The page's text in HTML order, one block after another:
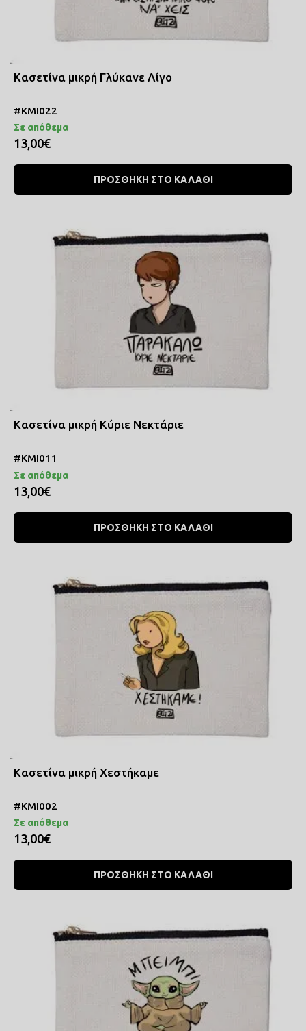
Κασετίνα μικρή Γλύκανε Λίγο
#ΚΜΙ022
Σε απόθεμα
13,00€
ΠΡΟΣΘΗΚΗ ΣΤΟ ΚΑΛΑΘΙ
Κασετίνα μικρή Κύριε Νεκτάριε
#ΚΜΙ011
Σε απόθεμα
13,00€
ΠΡΟΣΘΗΚΗ ΣΤΟ ΚΑΛΑΘΙ
Κασετίνα μικρή Χεστήκαμε
#ΚΜΙ002
Σε απόθεμα
13,00€
ΠΡΟΣΘΗΚΗ ΣΤΟ ΚΑΛΑΘΙ